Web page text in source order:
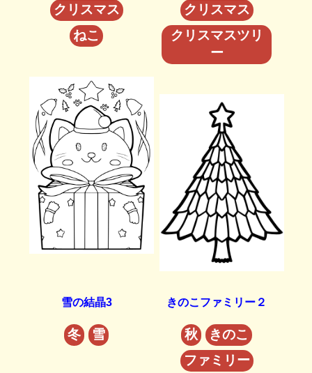
クリスマス
ねこ
クリスマス
クリスマスツリ
ー
雪の結晶3
冬 雪
きのこファミリー２
秋
きのこ
ファミリー